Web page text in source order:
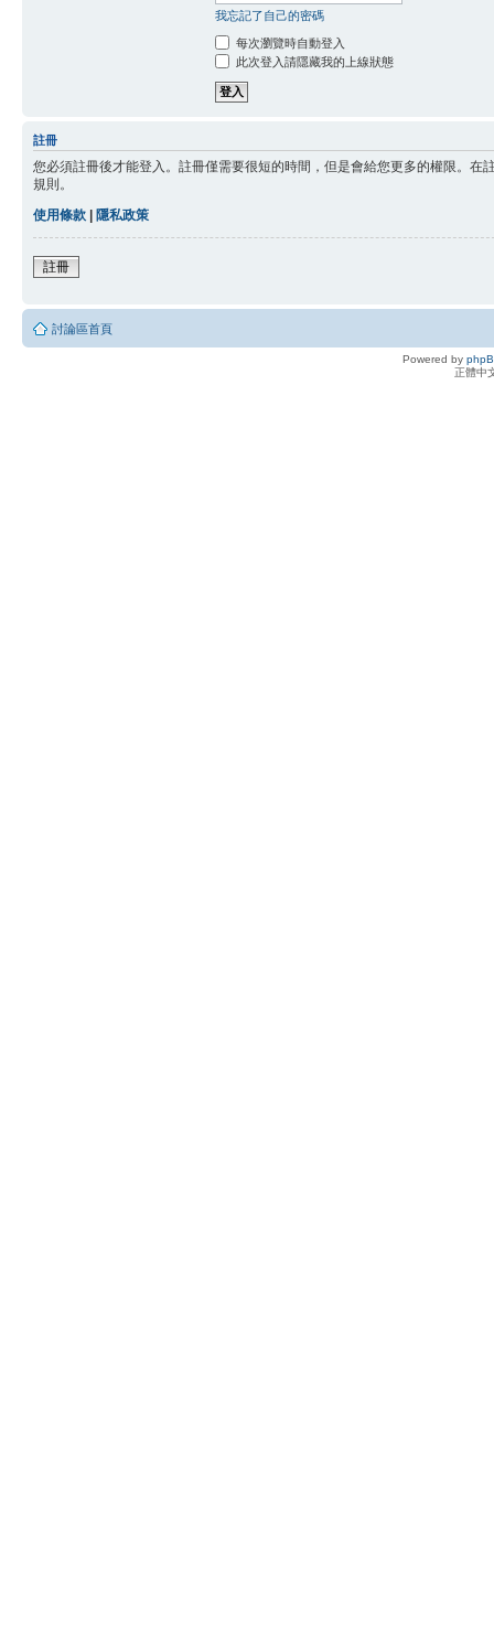
我忘記了自己的密碼
每次瀏覽時自動登入
此次登入請隱藏我的上線狀態
註冊
您必須註冊後才能登入。註冊僅需要很短的時間，但是會給您更多的權限。
規則。
使用條款 | 隱私政策
註冊
討論區首頁
Powered by
正體中